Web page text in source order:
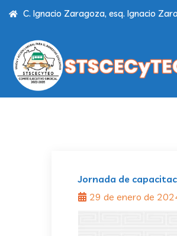
C. Ignacio Zaragoza, esq. Ignacio
Jornada de
29 de enero de